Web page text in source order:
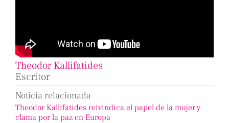
Theodor Kallifatides
Escritor
Noticia relacionada
Theodor Kallifatides reivindica el papel de la mujer y
clama por la paz en Europa